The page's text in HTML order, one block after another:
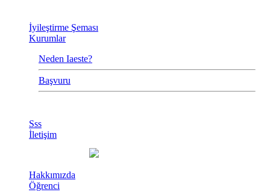
İyileştirme Şeması
Kurumlar
Neden Iaeste?
Başvuru
Sss
İletişim
Hakkımızda
Öğrenci